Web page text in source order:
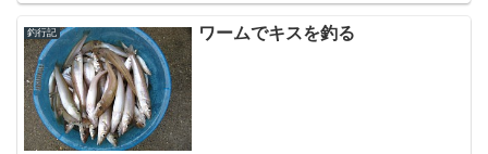
釣行記 ワームでキスを釣る